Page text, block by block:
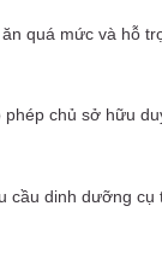
quá mức và hỗ
chủ sở hữu
cầu dinh dưỡng